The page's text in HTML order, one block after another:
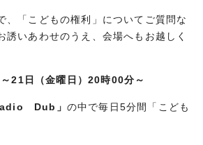
「こどもの権利」についてご質問な
誘いあわせのうえ、会場へもお越しく
21日（金曜日）20時00分～
Dub」 の中で毎日5分間「こども